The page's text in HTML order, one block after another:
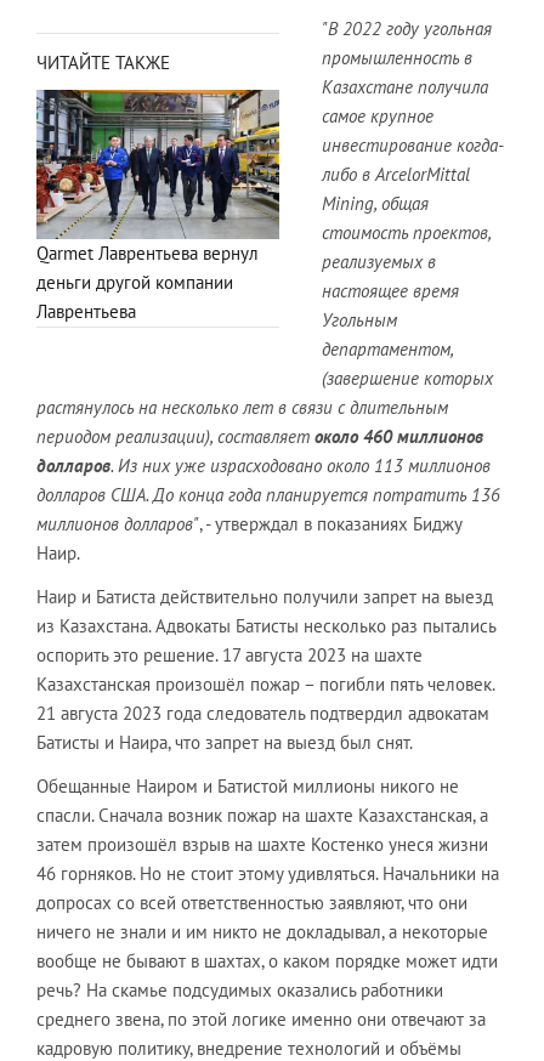
ЧИТАЙТЕ ТАКЖЕ
Qarmet Лаврентьева вернул
деньги другой компании
Лаврентьева
"В 2022 году угольная
промышленность в
Казахстане получила
самое крупное
инвестирование когда-
либо в ArcelorMittal
Mining, общая
стоимость проектов,
реализуемых в
настоящее время
Угольным
департаментом,
(завершение которых
растянулось на несколько лет в связи с длительным
периодом реализации), составляет около 460 миллионов
долларов. Из них уже израсходовано около 113 миллионов
долларов США. До конца года планируется потратить 136
миллионов долларов", - утверждал в показаниях Биджу
Наир.
Наир и Батиста действительно получили запрет на выезд
из Казахстана. Адвокаты Батисты несколько раз пытались
оспорить это решение. 17 августа 2023 на шахте
Казахстанская произошёл пожар – погибли пять человек.
21 августа 2023 года следователь подтвердил адвокатам
Батисты и Наира, что запрет на выезд был снят.
Обещанные Наиром и Батистой миллионы никого не
спасли. Сначала возник пожар на шахте Казахстанская, а
затем произошёл взрыв на шахте Костенко унеся жизни
46 горняков. Но не стоит этому удивляться. Начальники на
допросах со всей ответственностью заявляют, что они
ничего не знали и им никто не докладывал, а некоторые
вообще не бывают в шахтах, о каком порядке может идти
речь? На скамье подсудимых оказались работники
среднего звена, по этой логике именно они отвечают за
кадровую политику, внедрение технологий и объёмы